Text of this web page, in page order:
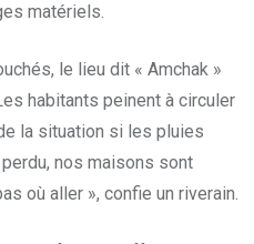
matériels.
le lieu dit « Amchak »
habitants peinent à circuler
la situation si les pluies
nos maisons sont
où aller », confie un riverain.